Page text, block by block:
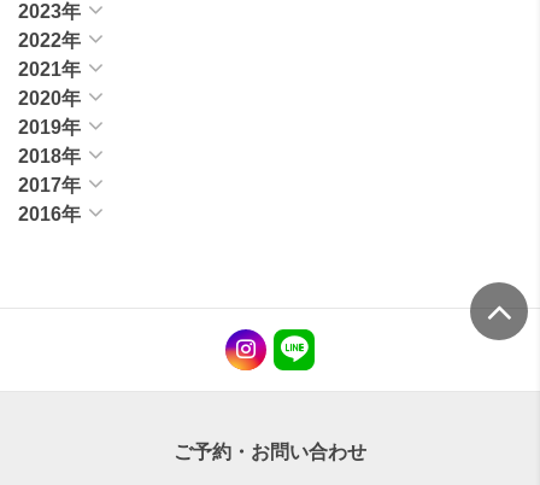
2023年
2022年
2021年
2020年
2019年
2018年
2017年
2016年
ご予約・お問い合わせ